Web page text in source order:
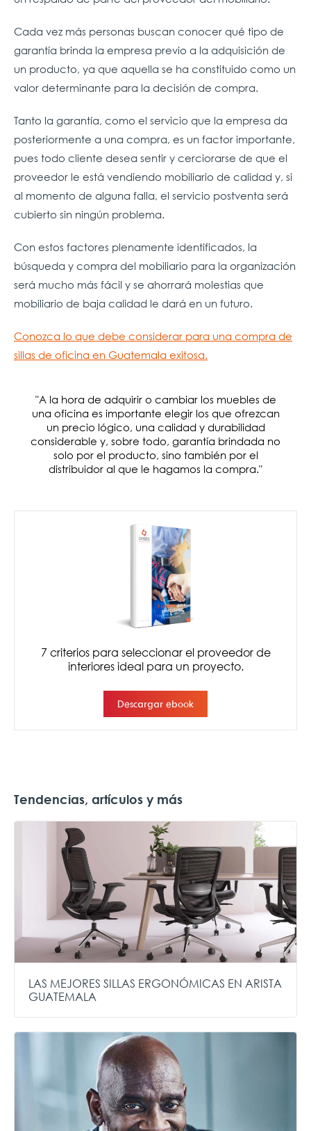
Cada vez más personas buscan conocer qué tipo de
garantía brinda la empresa previo a la adquisición de
un producto, ya que aquella se ha constituido como un
valor determinante para la decisión de compra.
Tanto la garantía, como el servicio que la empresa da
posteriormente a una compra, es un factor importante,
pues todo cliente desea sentir y cerciorarse de que el
proveedor le está vendiendo mobiliario de calidad y, si
al momento de alguna falla, el servicio postventa será
cubierto sin ningún problema.
Con estos factores plenamente identificados, la
búsqueda y compra del mobiliario para la organización
será mucho más fácil y se ahorrará molestias que
mobiliario de baja calidad le dará en un futuro.
Conozca lo que debe considerar para una compra de
sillas de oficina en Guatemala exitosa.
"A la hora de adquirir o cambiar los muebles de
una oficina es importante elegir los que ofrezcan
un precio lógico, una calidad y durabilidad
considerable y, sobre todo, garantía brindada no
solo por el producto, sino también por el
distribuidor al que le hagamos la compra."
Tendencias, artículos y más
LAS MEJORES SILLAS ERGONÓMICAS EN ARISTA
GUATEMALA